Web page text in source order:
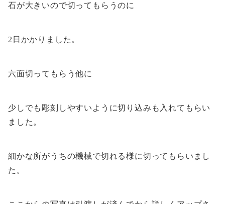
石が大きいので切ってもらうのに
2日かかりました。
六面切ってもらう他に
少しでも彫刻しやすいように切り込みも入れてもらい
ました。
細かな所がうちの機械で切れる様に切ってもらいまし
た。